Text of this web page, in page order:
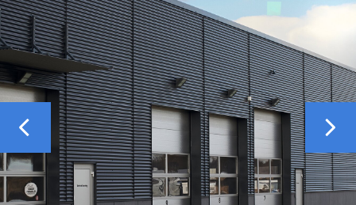
Previous